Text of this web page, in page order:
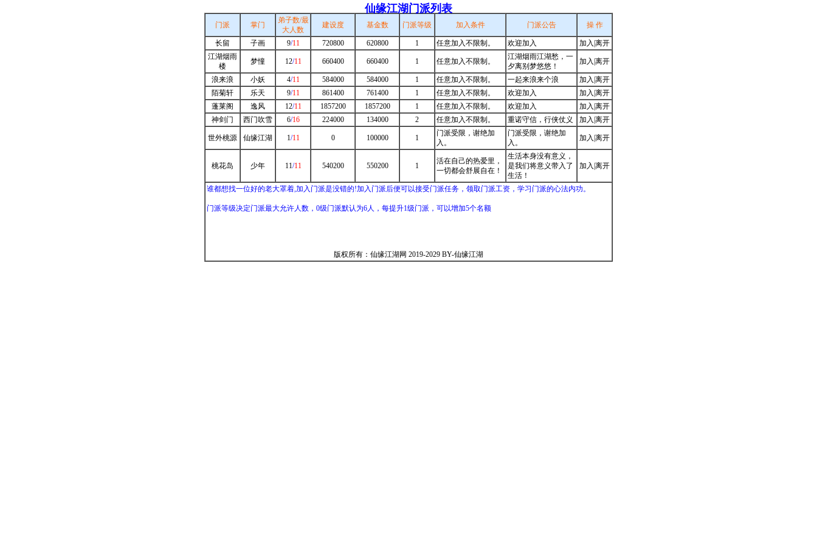
仙缘江湖门派列表
门派 掌门
弟子数/最
大人数
建设度 基金数 门派等级 加入条件 门派公告 操 作
长留 子画 9/11 720800 620800 1 任意加入不限制。 欢迎加入 加入 离开
江湖烟雨
楼
梦憧 12/11 660400 660400 1 任意加入不限制。
江湖烟雨江湖愁，一
夕离别梦悠悠！
加入 离开
浪来浪 小妖 4/11 584000 584000 1 任意加入不限制。 一起来浪来个浪 加入 离开
陌菊轩
乐天 9/11 861400 761400 1 任意加入不限制。 欢迎加入 加入 离开
蓬莱阁
逸风 12/11 1857200 1857200 1 任意加入不限制。 欢迎加入 加入 离开
神剑门
西门吹雪 6/16 224000 134000 2 任意加入不限制。 重诺守信，行侠仗义 加入 离开
世外桃源 仙缘江湖 1/11 0 100000 1
门派受限，谢绝加
入。
门派受限，谢绝加
入。
加入 离开
桃花岛 少年 11/11 540200 550200 1
活在自己的热爱里，
一切都会舒展自在！
生活本身没有意义，
是我们将意义带入了
生活！
加入 离开
谁都想找一位好的老大罩着,加入门派是没错的!加入门派后便可以接受门派任务，领取门派工资，学习门派的心法内功。
门派等级决定门派最大允许人数，0级门派默认为6人，每提升1级门派，可以增加5个名额
版权所有：仙缘江湖网 2019-2029 BY-仙缘江湖